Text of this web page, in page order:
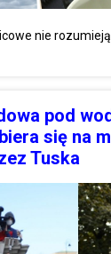
nie
pod
się na
Tuska